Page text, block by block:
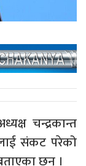
चन्द्रकान्त
संकट परेको
छन् ।